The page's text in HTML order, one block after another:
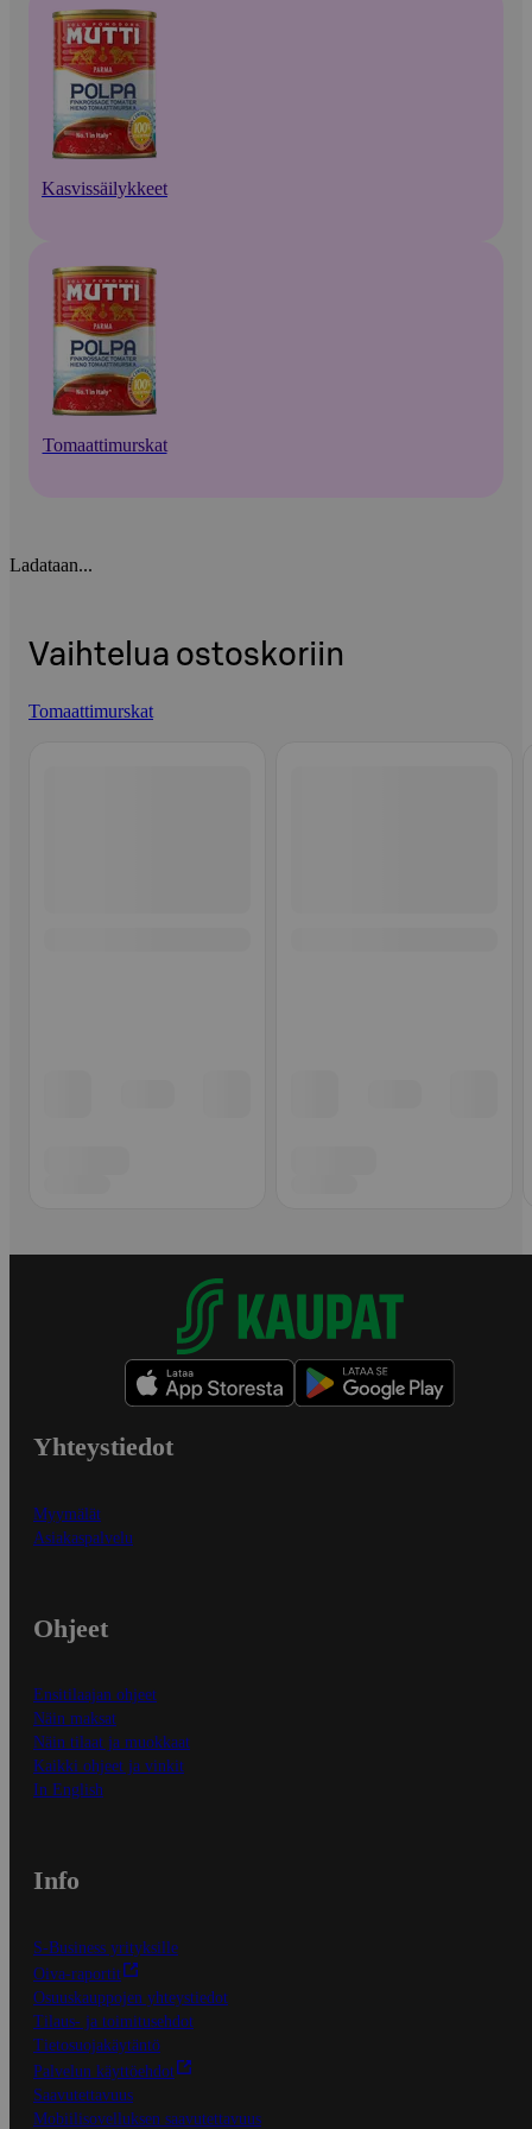
Kasvissäilykkeet
Tomaattimurskat
Ladataan...
Vaihtelua ostoskoriin
Tomaattimurskat
Yhteystiedot
Myymälät
Asiakaspalvelu
Ohjeet
Ensitilaajan ohjeet
Näin maksat
Näin tilaat ja muokkaat
Kaikki ohjeet ja vinkit
In English
Info
S-Business yrityksille
Oiva-raportit
Osuuskauppojen yhteystiedot
Tilaus- ja toimitusehdot
Tietosuojakäytäntö
Palvelun käyttöehdot
Saavutettavuus
Mobiilisovelluksen saavutettavuus